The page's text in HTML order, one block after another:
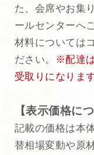
た、会席やお集
ールセンターへ
材料については
ださい。
※配達
受取りになります
【表示価格に
記載の価格は本
替相場変動や原